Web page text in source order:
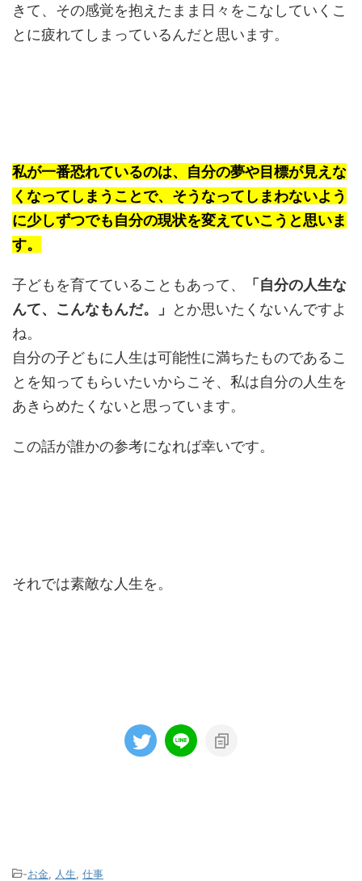
きて、その感覚を抱えたまま日々をこなしていくこ
とに疲れてしまっているんだと思います。
私が一番恐れているのは、自分の夢や目標が見えな
くなってしまうことで、そうなってしまわないよう
に少しずつでも自分の現状を変えていこうと思いま
す。
子どもを育てていることもあって、
「自分の人生な
んて、こんなもんだ。」
とか思いたくないんですよ
ね。
自分の子どもに人生は可能性に満ちたものであるこ
とを知ってもらいたいからこそ、私は自分の人生を
あきらめたくないと思っています。
この話が誰かの参考になれば幸いです。
それでは素敵な人生を。
-お金 人生 仕事